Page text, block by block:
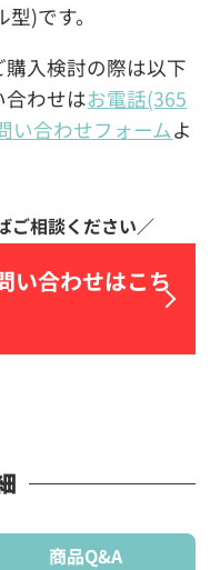
)です。
購入検討の際は以下
わせはお電話(365
い合わせフォームよ
い合わせはこち
商品Q&A